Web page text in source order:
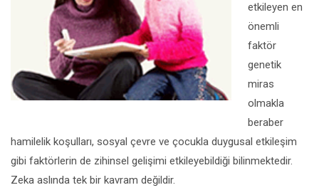
etkileyen en
önemli
faktör
genetik
miras
olmakla
beraber
hamilelik koşulları, sosyal çevre ve çocukla duygusal etkileşim
gibi faktörlerin de zihinsel gelişimi etkileyebildiği bilinmektedir.
Zeka aslında tek bir kavram değildir.